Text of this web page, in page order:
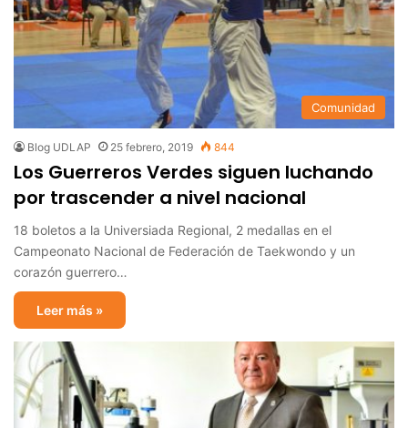
Comunidad
Blog UDLAP 25 febrero, 2019 844
Los Guerreros Verdes siguen luchando
por trascender a nivel nacional
18 boletos a la Universiada Regional, 2 medallas en el
Campeonato Nacional de Federación de Taekwondo y un
corazón guerrero…
Leer más »